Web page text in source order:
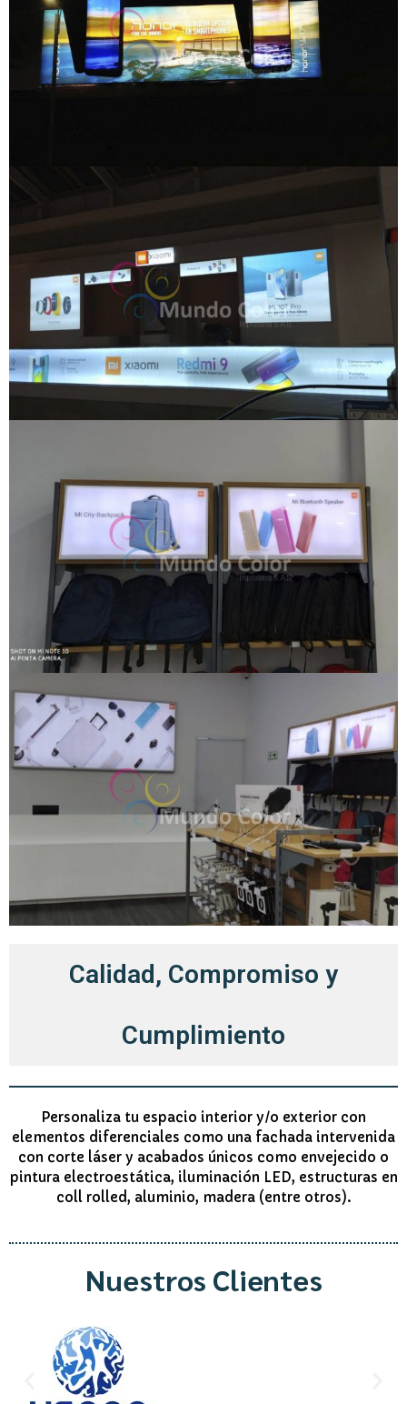
Calidad, Compromiso y
Cumplimiento
Personaliza tu espacio interior y/o exterior con
elementos diferenciales como una fachada intervenida
con corte láser y acabados únicos como envejecido o
pintura electroestática, iluminación LED, estructuras en
coll rolled, aluminio, madera (entre otros).
Nuestros Clientes